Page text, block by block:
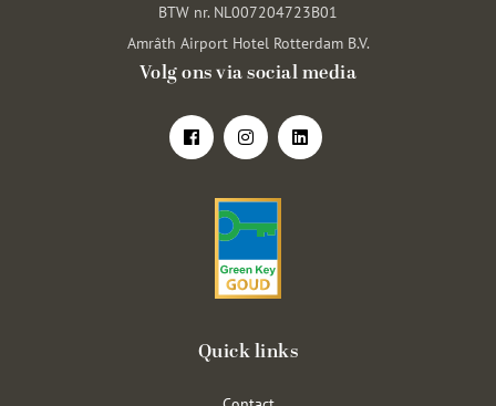
BTW nr. NL007204723B01
Amrâth Airport Hotel Rotterdam B.V.
Volg ons via social media
Quick links